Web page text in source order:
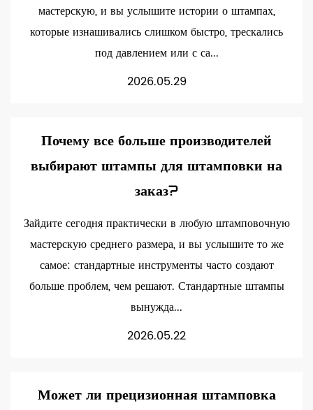
мастерскую, и вы услышите истории о штампах,
которые изнашивались слишком быстро, трескались
под давлением или с са...
2026.05.29
Почему все больше производителей
выбирают штампы для штамповки на
заказ?
Зайдите сегодня практически в любую штамповочную
мастерскую среднего размера, и вы услышите то же
самое: стандартные инструменты часто создают
больше проблем, чем решают. Стандартные штампы
вынужда...
2026.05.22
Может ли прецизионная штамповка